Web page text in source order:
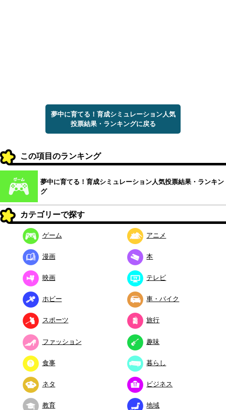
夢中に育てる！育成シミュレーション人気
投票結果・ランキングに戻る
この項目のランキング
夢中に育てる！育成シミュレーション人気投票結果・ランキン
グ
カテゴリーで探す
ゲーム アニメ
漫画 本
映画 テレビ
ホビー 車・バイク
スポーツ 旅行
ファッション 趣味
食事 暮らし
ネタ ビジネス
教育 地域